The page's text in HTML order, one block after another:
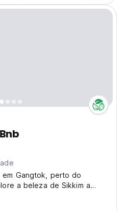
em Gangtok, perto do
a beleza de Sikkim a
conhecer outros